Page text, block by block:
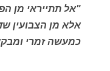
"אל תתייראי מן
אלא מן הצבועין
כמעשה זמרי